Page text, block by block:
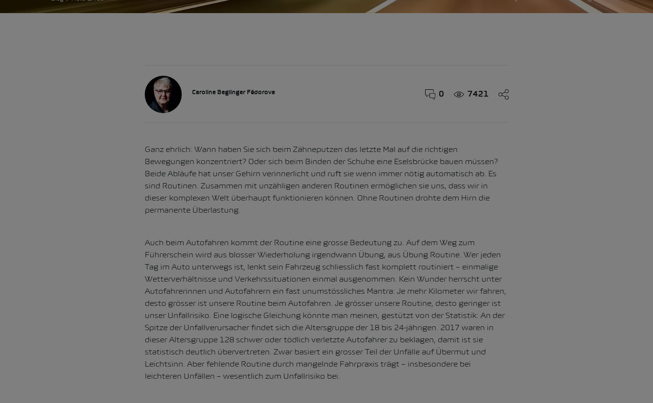
Caroline Beglinger Fëdorova 0 7421
Ganz ehrlich: Wann haben Sie sich beim Zähneputzen das letzte Mal auf die richtigen
Bewegungen konzentriert? Oder sich beim Binden der Schuhe eine Eselsbrücke bauen müssen?
Beide Abläufe hat unser Gehirn verinnerlicht und ruft sie wenn immer nötig automatisch ab. Es
sind Routinen. Zusammen mit unzähligen anderen Routinen ermöglichen sie uns, dass wir in
dieser komplexen Welt überhaupt funktionieren können. Ohne Routinen drohte dem Hirn die
permanente Überlastung.
Auch beim Autofahren kommt der Routine eine grosse Bedeutung zu. Auf dem Weg zum
Führerschein wird aus blosser Wiederholung irgendwann Übung, aus Übung Routine. Wer jeden
Tag im Auto unterwegs ist, lenkt sein Fahrzeug schliesslich fast komplett routiniert – einmalige
Wetterverhältnisse und Verkehrssituationen einmal ausgenommen. Kein Wunder herrscht unter
Autofahrerinnen und Autofahrern ein fast unumstössliches Mantra: Je mehr Kilometer wir fahren,
desto grösser ist unsere Routine beim Autofahren. Je grösser unsere Routine, desto geringer ist
unser Unfallrisiko. Eine logische Gleichung könnte man meinen, gestützt von der Statistik: An der
Spitze der Unfallverursacher findet sich die Altersgruppe der 18 bis 24-jährigen. 2017 waren in
dieser Altersgruppe 128 schwer oder tödlich verletzte Autofahrer zu beklagen, damit ist sie
statistisch deutlich übervertreten. Zwar basiert ein grosser Teil der Unfälle auf Übermut und
Leichtsinn. Aber fehlende Routine durch mangelnde Fahrpraxis trägt – insbesondere bei
leichteren Unfällen – wesentlich zum Unfallrisiko bei.